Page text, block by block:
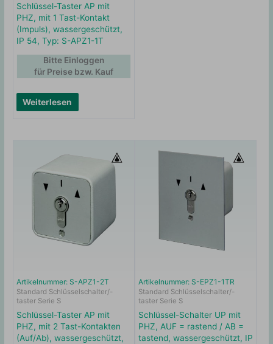
Schlüssel-Taster AP mit
PHZ, mit 1 Tast-Kontakt
(Impuls), wassergeschützt,
IP 54, Typ: S-APZ1-1T
Weiterlesen
Bitte Einloggen
für Preise bzw. Kauf
Artikelnummer: S-APZ1-2T
Standard Schlüsselschalter/-
taster Serie S
Schlüssel-Taster AP mit
PHZ, mit 2 Tast-Kontakten
(Auf/Ab), wassergeschützt,
Artikelnummer: S-EPZ1-1TR
Standard Schlüsselschalter/-
taster Serie S
Schlüssel-Schalter UP mit
PHZ, AUF = rastend / AB =
tastend, wassergeschützt, IP